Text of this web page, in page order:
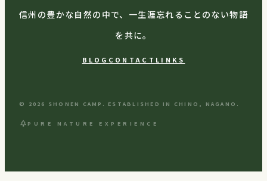
信州の豊かな自然の中で、一生涯忘れることのない物語
を共に。
BLOG CONTACT LINKS
© 2026 SHONEN CAMP. ESTABLISHED IN CHINO, NAGANO.
park PURE NATURE EXPERIENCE